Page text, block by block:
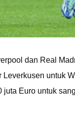
dan Real
untuk
juta Euro untuk